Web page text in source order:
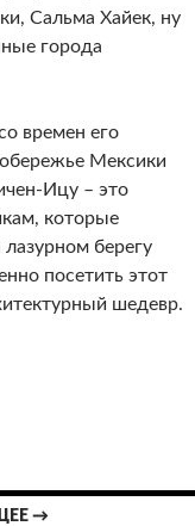
Сальма Хайек, ну
города
времен его
Мексики
Ицу – это
которые
берегу
посетить этот
шедевр.
→